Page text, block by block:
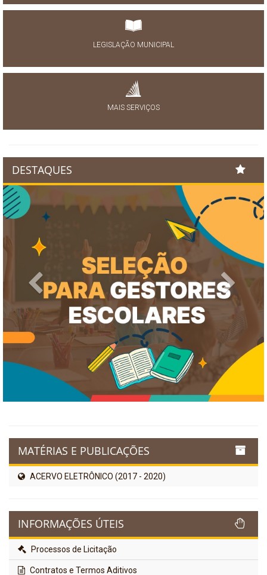
LEGISLAÇÃO MUNICIPAL
MAIS SERVIÇOS
DESTAQUES
Previous Next
MATÉRIAS E PUBLICAÇÕES
ACERVO ELETRÔNICO (2017 - 2020)
INFORMAÇÕES ÚTEIS
Processos de Licitação
Contratos e Termos Aditivos